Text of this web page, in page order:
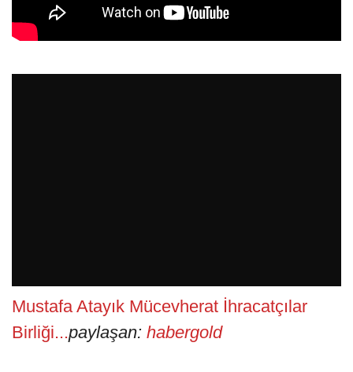
Mustafa Atayık Mücevherat İhracatçılar
Birliği...paylaşan: habergold